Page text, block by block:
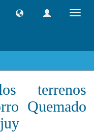
terrenos
Quemado